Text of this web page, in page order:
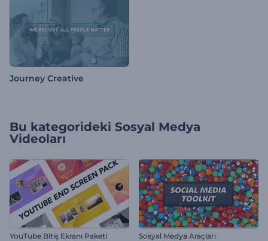
Journey Creative
Bu kategorideki Sosyal Medya
Videoları
YouTube Bitiş Ekranı Paketi Sosyal Medya Araçları